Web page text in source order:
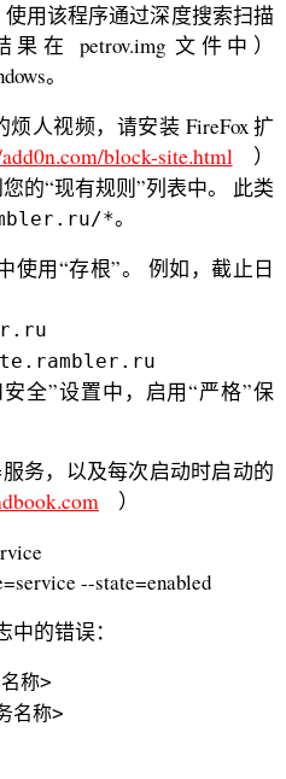
用该程序通过深度搜索扫描
在 petrov.img 文件中）
。
人视频，请安装 FireFox 扩
block-site.html
）
的“现有规则”列表中。 此类
*。
使用“存根”。 例如，截止日
全”设置中，启用“严格”保
务，以及每次启动时启动的
）
--state=enabled
的错误：
称>
称>